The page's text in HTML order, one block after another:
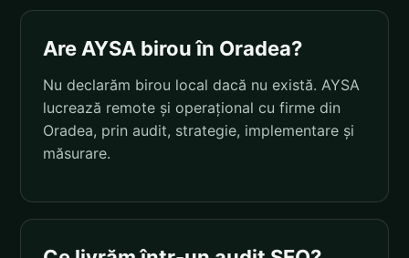
Are AYSA birou în Oradea?
Nu declarăm birou local dacă nu există. AYSA
lucrează remote și operațional cu firme din
Oradea, prin audit, strategie, implementare și
măsurare.